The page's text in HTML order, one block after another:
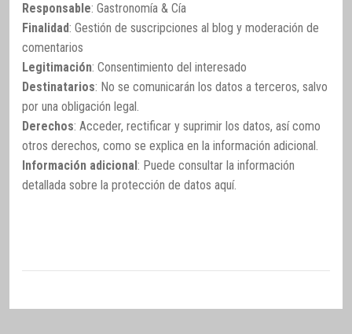
Responsable: Gastronomía & Cía
Finalidad: Gestión de suscripciones al blog y moderación de
comentarios
Legitimación: Consentimiento del interesado
Destinatarios: No se comunicarán los datos a terceros, salvo
por una obligación legal.
Derechos: Acceder, rectificar y suprimir los datos, así como
otros derechos, como se explica en la información adicional.
Información adicional : Puede consultar la información
detallada sobre la protección de datos aquí.